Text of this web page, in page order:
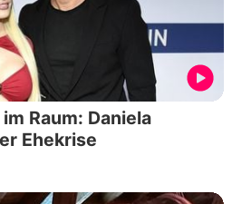
Raum: Daniela
Ehekrise